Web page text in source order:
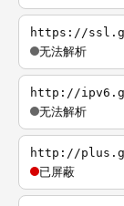
https://
无法解析
http://
无法解析
http://
已屏蔽